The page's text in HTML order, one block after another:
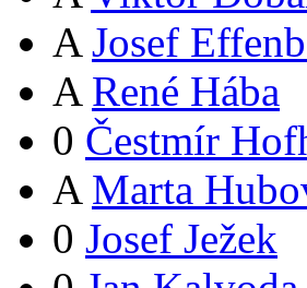
A Josef
A René Hába
0 Čestmír
A Marta
0 Josef Ježek